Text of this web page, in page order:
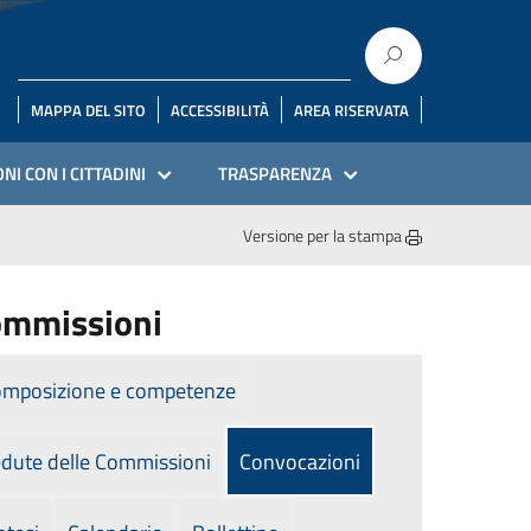
MAPPA DEL SITO ACCESSIBILITÀ AREA RISERVATA
CON I CITTADINI TRASPARENZA
Versione per la stampa
e competenze
delle Commissioni Convocazioni